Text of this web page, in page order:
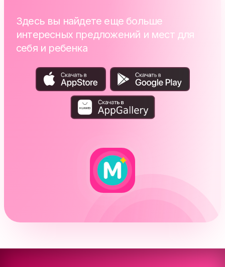
Здесь вы найдете еще больше
интересных предложений и мест для
себя и ребенка